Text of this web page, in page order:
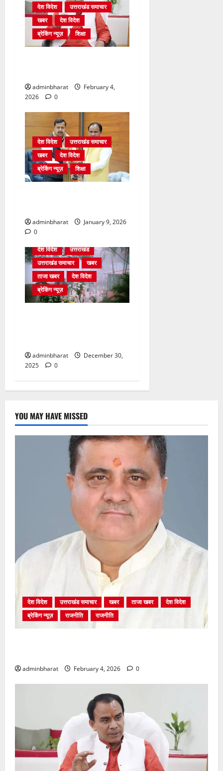
देश विदेश
उत्तराखंड समाचार
खबर
देश विदेश
ब्रेकिंग न्यूज़
शिक्षा
adminbharat
February 4,
2026
0
देश विदेश
उत्तराखंड समाचार
खबर
देश विदेश
ब्रेकिंग न्यूज़
शिक्षा
adminbharat
January 9, 2026
0
देश विदेश
उत्तराखंड
उत्तराखंड समाचार
खबर
ताजा खबर
देश विदेश
ब्रेकिंग न्यूज़
adminbharat
December 30,
2025
0
YOU MAY HAVE MISSED
देश विदेश उत्तराखंड समाचार खबर ताजा खबर
देश विदेश
ब्रेकिंग न्यूज़
राजनीति राजनीति
adminbharat February 4, 2026 0